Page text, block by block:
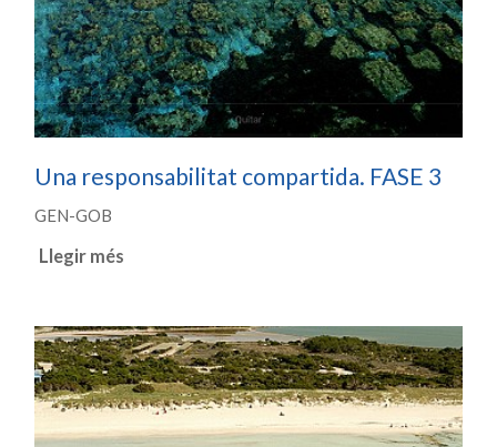
Una responsabilitat compartida. FASE 3
GEN-GOB
Llegir més